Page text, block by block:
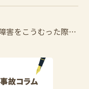
労災にも該当する交通事故で後遺障害をこうむった際の控除調整とは？